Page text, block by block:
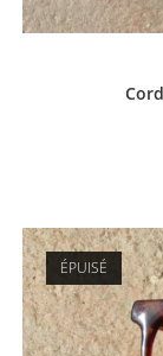
ÉPUISÉ